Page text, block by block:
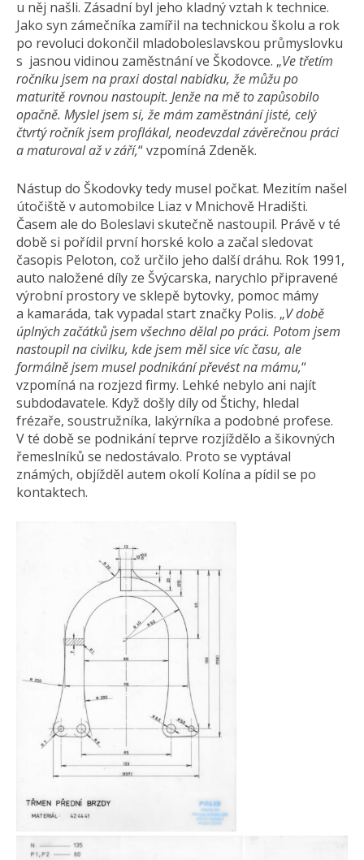
u něj našli. Zásadní byl jeho kladný vztah k technice.
Jako syn zámečníka zamířil na technickou školu a rok
po revoluci dokončil mladoboleslavskou průmyslovku
s jasnou vidinou zaměstnání ve Škodovce. „Ve třetím
ročníku jsem na praxi dostal nabídku, že můžu po
maturitě rovnou nastoupit. Jenže na mě to zapůsobilo
opačně. Myslel jsem si, že mám zaměstnání jisté, celý
čtvrtý ročník jsem proflákal, neodevzdal závěrečnou práci
a maturoval až v září,“ vzpomíná Zdeněk.
Nástup do Škodovky tedy musel počkat. Mezitím našel
útočiště v automobilce Liaz v Mnichově Hradišti.
Časem ale do Boleslavi skutečně nastoupil. Právě v té
době si pořídil první horské kolo a začal sledovat
časopis Peloton, což určilo jeho další dráhu. Rok 1991,
auto naložené díly ze Švýcarska, narychlo připravené
výrobní prostory ve sklepě bytovky, pomoc mámy
a kamaráda, tak vypadal start značky Polis. „V době
úplných začátků jsem všechno dělal po práci. Potom jsem
nastoupil na civilku, kde jsem měl sice víc času, ale
formálně jsem musel podnikání převést na mámu,“
vzpomíná na rozjezd firmy. Lehké nebylo ani najít
subdodavatele. Když došly díly od Štichy, hledal
frézaře, soustružníka, lakýrníka a podobné profese.
V té době se podnikání teprve rozjíždělo a šikovných
řemeslníků se nedostávalo. Proto se vyptával
známých, objížděl autem okolí Kolína a pídil se po
kontaktech.